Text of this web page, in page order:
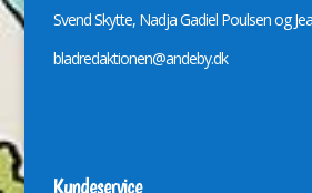
Svend Skytte, Nadja Gadiel Poulsen og
bladredaktionen@andeby.dk
Kundeservice